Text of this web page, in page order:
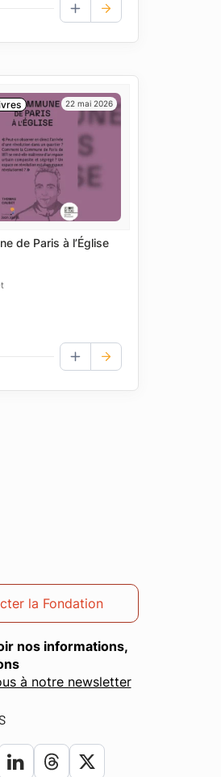
AJOUTER AUX FAVORIS
22 mai 2026
de Paris à l’Église
AJOUTER AUX FAVORIS
la Fondation
nos informations,
à notre newsletter(ouverture